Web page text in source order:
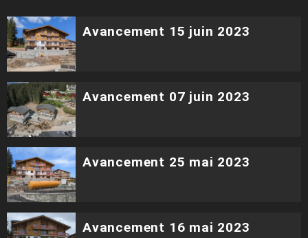
Avancement 15 juin 2023
Avancement 07 juin 2023
Avancement 25 mai 2023
Avancement 16 mai 2023